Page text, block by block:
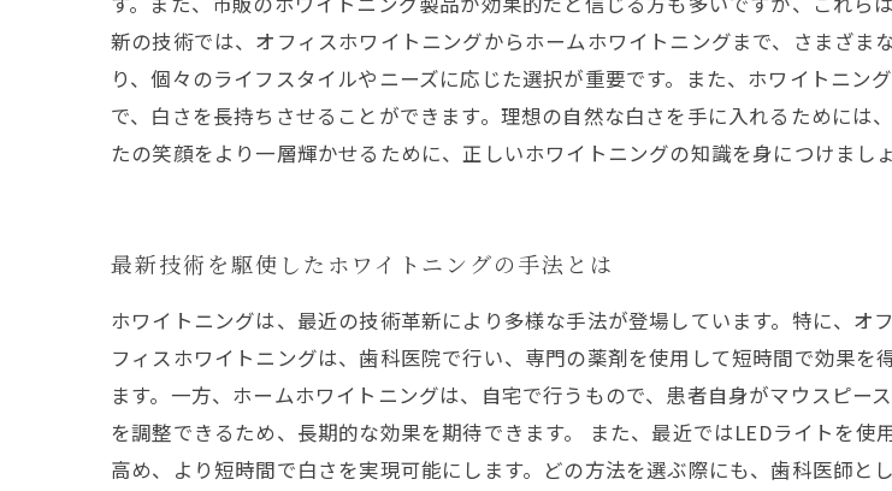
新の技術では、オフィスホワイトニングからホームホワイトニングまで、さまざ
り、個々のライフスタイルやニーズに応じた選択が重要です。また、ホワイトニ
で、白さを長持ちさせることができます。理想の自然な白さを手に入れるために
たの笑顔をより一層輝かせるために、正しいホワイトニングの知識を身につけましょ
最新技術を駆使したホワイトニングの手法とは
ホワイトニングは、最近の技術革新により多様な手法が登場しています。特に、
フィスホワイトニングは、歯科医院で行い、専門の薬剤を使用して短時間で効果
ます。一方、ホームホワイトニングは、自宅で行うもので、患者自身がマウスピー
を調整できるため、長期的な効果を期待できます。 また、最近ではLEDライトを
高め、より短時間で白さを実現可能にします。どの方法を選ぶ際にも、歯科医師